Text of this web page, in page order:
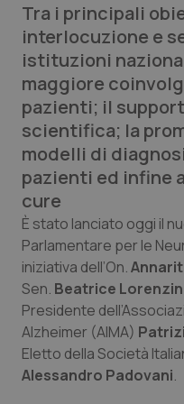
Lettere al direttore
Edizioni Regionali
QS Pro
Professionisti
Abruzzo
Basilicata
Calabria
Campania
QS Pro Gold
Artrite & artrosi
Asma & BPCO
Car-T
QS Club Newsletter
Tra i principali
interlocuzione e
istituzioni
maggiore
pazienti; il
scientifica; la
modelli di
pazienti ed infine
cure
È stato lanciato oggi il
Parlamentare per le
iniziativa dell’On.
Sen. Beatrice Lorenzin
Presidente
Alzheimer (AIMA)
Eletto della Società
Alessandro Padovani.